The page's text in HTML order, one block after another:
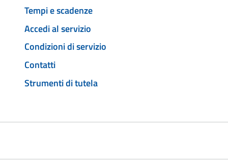
Tempi e scadenze
Accedi al servizio
Condizioni di servizio
Contatti
Strumenti di tutela